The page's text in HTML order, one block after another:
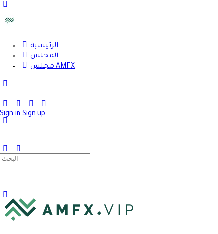
Panel
الرئيسية
المجلس
مجلس AMFX
Panel
Sign in Sign up
Search